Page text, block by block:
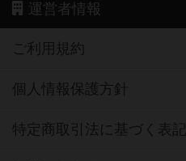
運営者情報
ご利用規約
個人情報保護方針
特定商取引法に基づく表記